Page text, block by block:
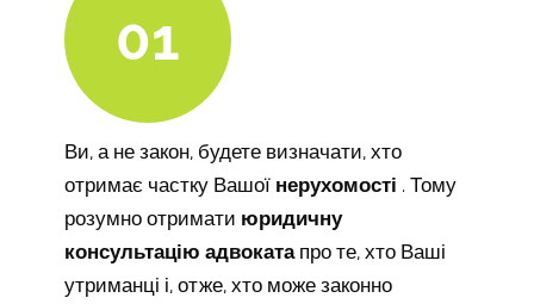
01
Ви, а не закон, будете визначати, хто
отримає частку Вашої нерухомості . Тому
розумно отримати юридичну
консультацію адвоката про те, хто Ваші
утриманці і, отже, хто може законно